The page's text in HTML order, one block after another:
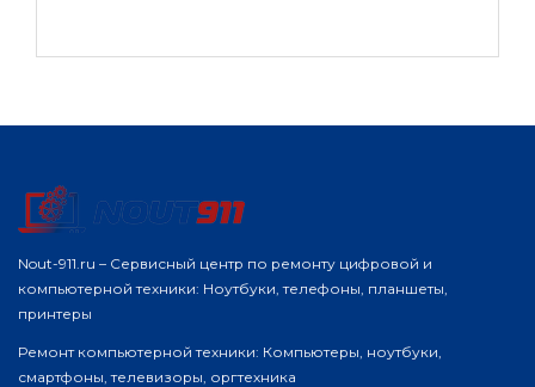
Nout-911.ru – Сервисный центр по ремонту цифровой и
компьютерной техники: Ноутбуки, телефоны, планшеты,
принтеры
Ремонт компьютерной техники: Компьютеры, ноутбуки,
смартфоны, телевизоры, оргтехника